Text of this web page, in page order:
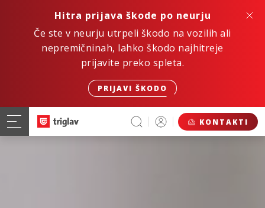
Hitra prijava škode po neurju
Če ste v neurju utrpeli škodo na vozilih ali
nepremičninah, lahko škodo najhitreje
prijavite preko spleta.
PRIJAVI ŠKODO
KONTAKTI